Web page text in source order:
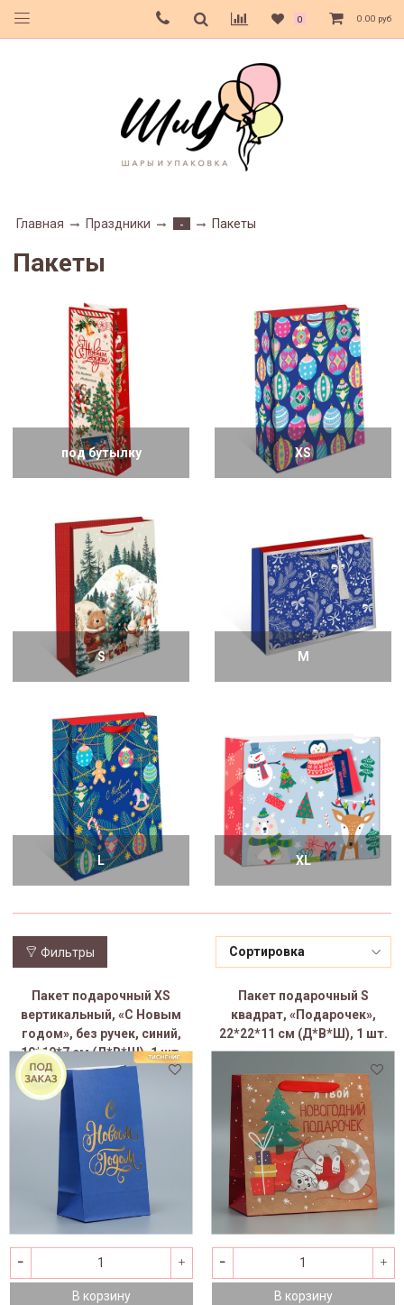
0 0.00 руб
Главная Праздники - Пакеты
Пакеты
под бутылку XS
S M
L XL
Фильтры
Пакет подарочный XS
вертикальный, «С Новым
годом», без ручек, синий,
10*19*7 см (Д*В*Ш), 1 шт.
В корзину
Пакет подарочный S
квадрат, «Подарочек»,
22*22*11 см (Д*В*Ш), 1 шт.
В корзину